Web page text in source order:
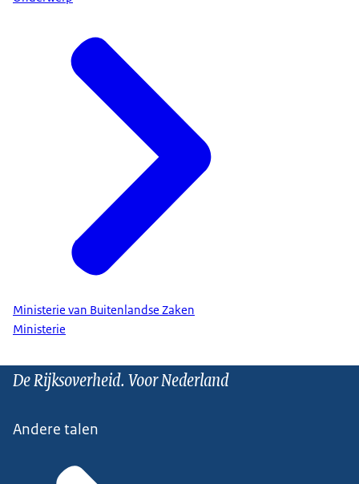
Ministerie van Buitenlandse Zaken
Ministerie
De Rijksoverheid. Voor Nederland
Andere talen